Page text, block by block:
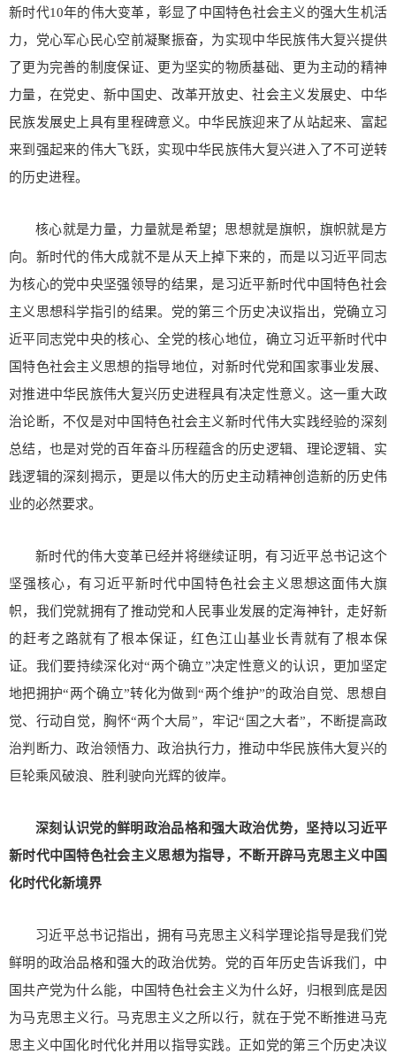
新时代10年的伟大变革，彰显了中国特色社会主义的强大生机活
力，党心军心民心空前凝聚振奋，为实现中华民族伟大复兴提供
了更为完善的制度保证、更为坚实的物质基础、更为主动的精神
力量，在党史、新中国史、改革开放史、社会主义发展史、中华
民族发展史上具有里程碑意义。中华民族迎来了从站起来、富起
来到强起来的伟大飞跃，实现中华民族伟大复兴进入了不可逆转
的历史进程。
核心就是力量，力量就是希望；思想就是旗帜，旗帜就是方
向。新时代的伟大成就不是从天上掉下来的，而是以习近平同志
为核心的党中央坚强领导的结果，是习近平新时代中国特色社会
主义思想科学指引的结果。党的第三个历史决议指出，党确立习
近平同志党中央的核心、全党的核心地位，确立习近平新时代中
国特色社会主义思想的指导地位，对新时代党和国家事业发展、
对推进中华民族伟大复兴历史进程具有决定性意义。这一重大政
治论断，不仅是对中国特色社会主义新时代伟大实践经验的深刻
总结，也是对党的百年奋斗历程蕴含的历史逻辑、理论逻辑、实
践逻辑的深刻揭示，更是以伟大的历史主动精神创造新的历史伟
业的必然要求。
新时代的伟大变革已经并将继续证明，有习近平总书记这个
坚强核心，有习近平新时代中国特色社会主义思想这面伟大旗
帜，我们党就拥有了推动党和人民事业发展的定海神针，走好新
的赶考之路就有了根本保证，红色江山基业长青就有了根本保
证。我们要持续深化对“两个确立”决定性意义的认识，更加坚定
地把拥护“两个确立”转化为做到“两个维护”的政治自觉、思想自
觉、行动自觉，胸怀“两个大局”，牢记“国之大者”，不断提高政
治判断力、政治领悟力、政治执行力，推动中华民族伟大复兴的
巨轮乘风破浪、胜利驶向光辉的彼岸。
深刻认识党的鲜明政治品格和强大政治优势，坚持以习近平
新时代中国特色社会主义思想为指导，不断开辟马克思主义中国
化时代化新境界
习近平总书记指出，拥有马克思主义科学理论指导是我们党
鲜明的政治品格和强大的政治优势。党的百年历史告诉我们，中
国共产党为什么能，中国特色社会主义为什么好，归根到底是因
为马克思主义行。马克思主义之所以行，就在于党不断推进马克
思主义中国化时代化并用以指导实践。正如党的第三个历史决议